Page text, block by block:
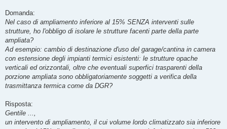
i
o
Domanda:
Nel caso di ampliamento inferiore al 15% SENZA interventi sulle
strutture, ho l'obbligo di isolare le strutture facenti parte della parte
ampliata?
Ad esempio: cambio di destinazione d'uso del garage/cantina in camera
con estensione degli impianti termici esistenti: le strutture opache
verticali ed orizzontali, oltre che eventuali superfici trasparenti della
porzione ampliata sono obbligatoriamente soggetti a verifica della
trasmittanza termica come da DGR?
Risposta:
Gentile ...,
un intervento di ampliamento, il cui volume lordo climatizzato sia inferiore